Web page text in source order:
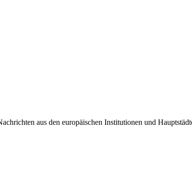
aus den europäischen Institutionen und